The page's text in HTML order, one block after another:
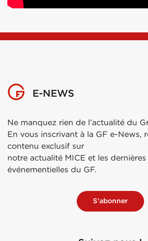
E-NEWS
Ne manquez rien de l’actualité du
En vous inscrivant à la GF e-News,
contenu exclusif sur
notre actualité MICE et les
événementielles du GF.
S'abonner